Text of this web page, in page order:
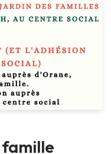
famille